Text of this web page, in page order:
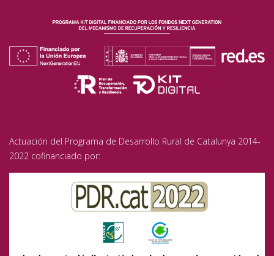
Actuación del Programa de Desarrollo Rural de Catalunya 2014-
2022 cofinanciado por: